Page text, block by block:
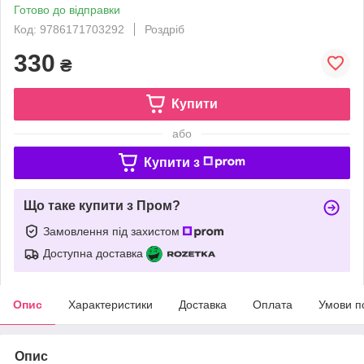
Готово до відправки
Код: 9786171703292
Роздріб
330 ₴
Купити
або
Купити з
Що таке купити з Пром?
Замовлення під захистом
Доступна доставка
Опис Характеристики Доставка Оплата Умови
Опис